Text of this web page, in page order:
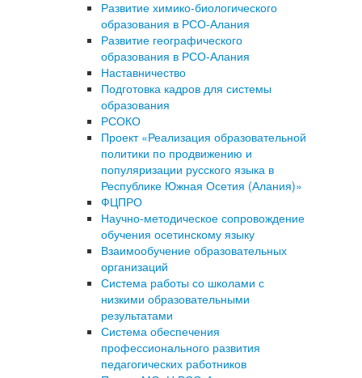
Развитие химико-биологического
образования в РСО-Алания
Развитие географического
образования в РСО-Алания
Наставничество
Подготовка кадров для системы
образования
РСОКО
Проект «Реализация образовательной
политики по продвижению и
популяризации русского языка в
Республике Южная Осетия (Алания)»
ФЦПРО
Научно-методическое сопровождение
обучения осетинскому языку
Взаимообучение образовательных
организаций
Система работы со школами с
низкими образовательными
результатами
Система обеспечения
профессионального развития
педагогических работников